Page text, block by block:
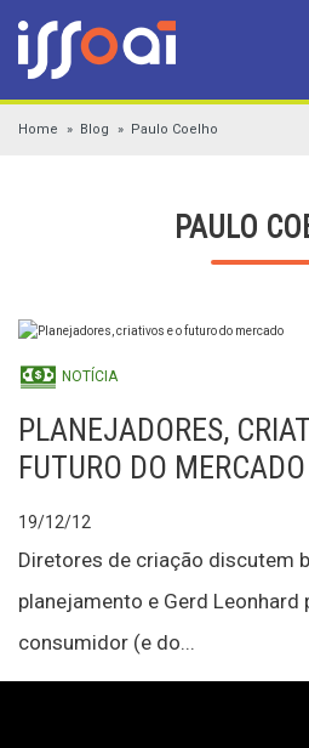
Home Blog Paulo Coelho
PAULO
NOTÍCIA
PLANEJADORES,
FUTURO DO MERCADO
19/12/12
Diretores de criação discutem
planejamento e Gerd Leonhard
consumidor (e do...